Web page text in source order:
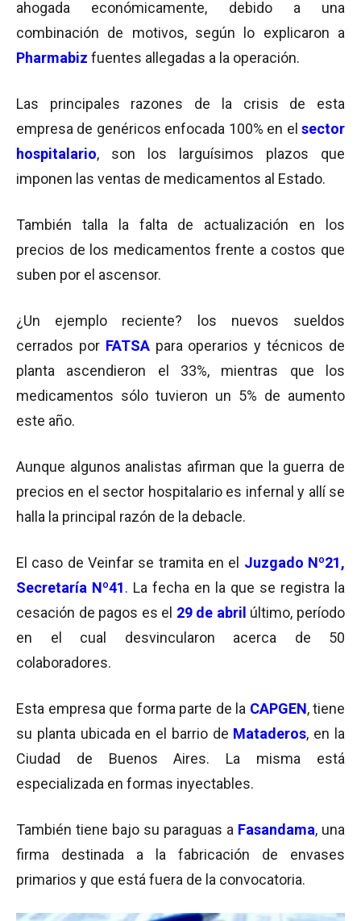
ahogada económicamente, debido a una
combinación de motivos, según lo explicaron a
Pharmabiz fuentes allegadas a la operación.
Las principales razones de la crisis de esta
empresa de genéricos enfocada 100% en el sector
hospitalario, son los larguísimos plazos que
imponen las ventas de medicamentos al Estado.
También talla la falta de actualización en los
precios de los medicamentos frente a costos que
suben por el ascensor.
¿Un ejemplo reciente? los nuevos sueldos
cerrados por FATSApara operarios y técnicos de
planta ascendieron el 33%, mientras que los
medicamentos sólo tuvieron un 5% de aumento
este año.
Aunque algunos analistas afirman que la guerra de
precios en el sector hospitalario es infernal y allí se
halla la principal razón de la debacle.
El caso de Veinfar se tramita en el Juzgado Nº21,
Secretaría Nº41. La fecha en la que se registra la
cesación de pagos es el 29 de abril último, período
en el cual desvincularon acerca de 50
colaboradores.
Esta empresa que forma parte de la CAPGEN, tiene
su planta ubicada en el barrio de Mataderos, en la
Ciudad de Buenos Aires. La misma está
especializada en formas inyectables.
También tiene bajo su paraguas a Fasandama, una
firma destinada a la fabricación de envases
primarios y que está fuera de la convocatoria.